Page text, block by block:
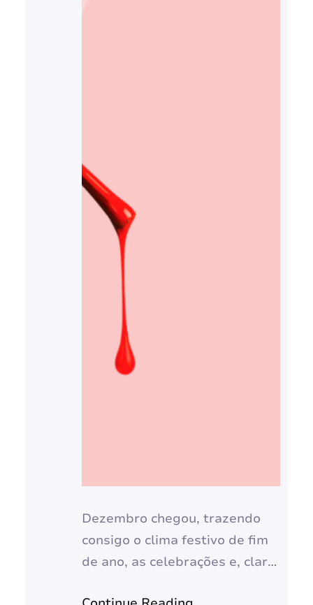
Dezembro chegou, trazendo
consigo o clima festivo de fim
de ano, as celebrações e, claro,